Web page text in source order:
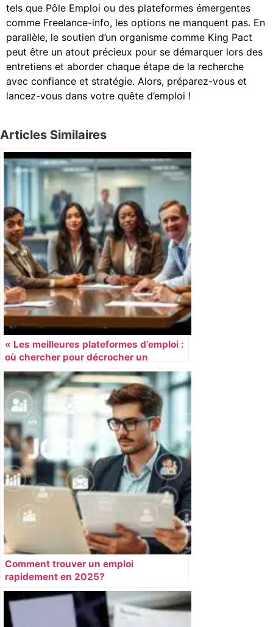
tels que Pôle Emploi ou des plateformes émergentes
comme Freelance-info, les options ne manquent pas. En
parallèle, le soutien d’un organisme comme King Pact
peut être un atout précieux pour se démarquer lors des
entretiens et aborder chaque étape de la recherche
avec confiance et stratégie. Alors, préparez-vous et
lancez-vous dans votre quête d’emploi !
Articles Similaires
« Les meilleures plateformes d’emploi :
où chercher pour décrocher un
poste? »
Comment trouver un emploi
rapidement en 2025?